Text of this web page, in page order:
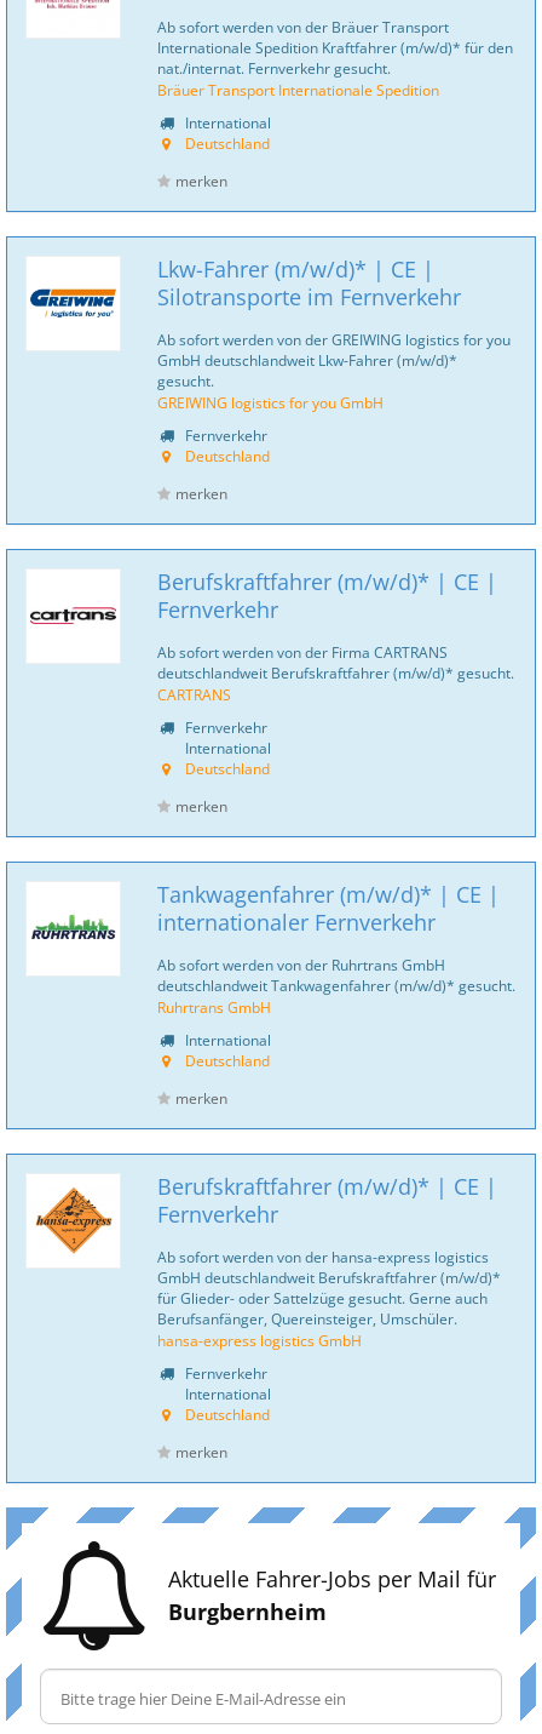
Ab sofort werden von der Bräuer Transport
Internationale Spedition Kraftfahrer (m/w/d)* für den
nat./internat. Fernverkehr gesucht.
Bräuer Transport Internationale Spedition
International
Deutschland
merken
Lkw-Fahrer (m/w/d)* | CE |
Silotransporte im Fernverkehr
Ab sofort werden von der GREIWING logistics for you
GmbH deutschlandweit Lkw-Fahrer (m/w/d)*
gesucht.
GREIWING logistics for you GmbH
Fernverkehr
Deutschland
merken
Berufskraftfahrer (m/w/d)* | CE |
Fernverkehr
Ab sofort werden von der Firma CARTRANS
deutschlandweit Berufskraftfahrer (m/w/d)* gesucht.
CARTRANS
Fernverkehr
International
Deutschland
merken
Tankwagenfahrer (m/w/d)* | CE |
internationaler Fernverkehr
Ab sofort werden von der Ruhrtrans GmbH
deutschlandweit Tankwagenfahrer (m/w/d)* gesucht.
Ruhrtrans GmbH
International
Deutschland
merken
Berufskraftfahrer (m/w/d)* | CE |
Fernverkehr
Ab sofort werden von der hansa-express logistics
GmbH deutschlandweit Berufskraftfahrer (m/w/d)*
für Glieder- oder Sattelzüge gesucht. Gerne auch
Berufsanfänger, Quereinsteiger, Umschüler.
hansa-express logistics GmbH
Fernverkehr
International
Deutschland
merken
Aktuelle Fahrer-Jobs per Mail für
Burgbernheim